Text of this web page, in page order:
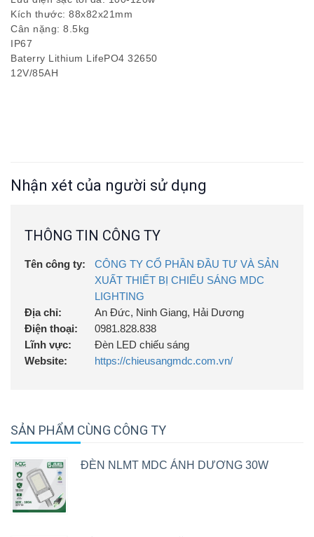
Kích thước: 88x82x21mm
Cân nặng: 8.5kg
IP67
Baterry Lithium LifePO4 32650
12V/85AH
Nhận xét của người sử dụng
THÔNG TIN CÔNG TY
Tên công ty:
CÔNG TY CỔ PHẦN ĐẦU TƯ VÀ SẢN
XUẤT THIẾT BỊ CHIẾU SÁNG MDC
LIGHTING
Địa chỉ:
An Đức, Ninh Giang, Hải Dương
Điện thoại:
0981.828.838
Lĩnh vực:
Đèn LED chiếu sáng
Website:
https://chieusangmdc.com.vn/
SẢN PHẨM CÙNG CÔNG TY
ĐÈN NLMT MDC ÁNH DƯƠNG 30W